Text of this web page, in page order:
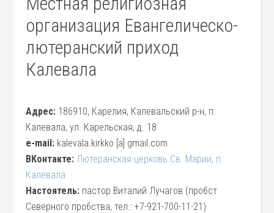
организация Евангелическо-
лютеранский приход
Калевала
Адрес: 186910, Карелия, Калевальский р-н, п.
Калевала, ул. Карельская, д. 18
e-mail: kalevala.kirkko [a] gmail.com
ВКонтакте: Лютеранская церковь Св. Марии, п.
Калевала
Настоятель: пастор Виталий Лучагов (пробст
Северного пробства, тел.: +7-921-700-11-21)